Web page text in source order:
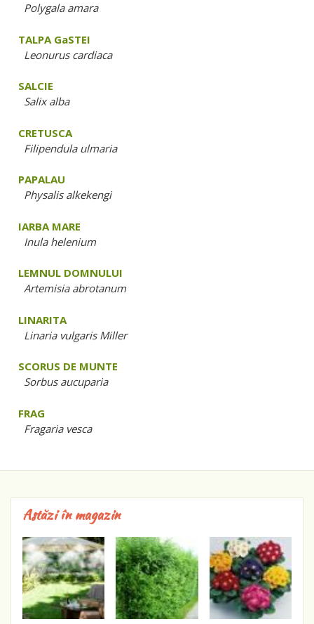
Polygala amara
TALPA GaSTEI
Leonurus cardiaca
SALCIE
Salix alba
CRETUSCA
Filipendula ulmaria
PAPALAU
Physalis alkekengi
IARBA MARE
Inula helenium
LEMNUL DOMNULUI
Artemisia abrotanum
LINARITA
Linaria vulgaris Miller
SCORUS DE MUNTE
Sorbus aucuparia
FRAG
Fragaria vesca
Astăzi în magazin